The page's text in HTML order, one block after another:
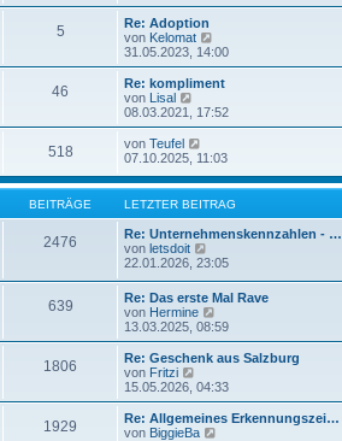
r
B
e
i
t
r
g
e
s
t
e
r
B
i
t
a
5
Re: Adoption
von Kelomat
e
u
e
t
B
e
i
t
r
a
g
31.05.2023, 14:00
46
Re: kompliment
von Lisal
e
u
e
s
e
r
B
e
i
t
r
a
g
08.03.2021, 17:52
518 von Teufel
e
e
s
e
r
B
e
i
t
r
a
g
07.10.2025, 11:03
BEITRÄGE LETZTER BEITRAG
2476
Re: Unternehmenskennzahlen - …
von letsdoit
e
e
s
t
e
r
B
i
t
r
a
22.01.2026, 23:05
639
Re: Das erste Mal Rave
von Hermine
e
u
e
t
B
13.03.2025, 08:59
1806
Re: Geschenk aus Salzburg
von Fritzi
e
u
e
s
15.05.2026, 04:33
1929
Re: Allgemeines Erkennungszei…
von BiggieBa